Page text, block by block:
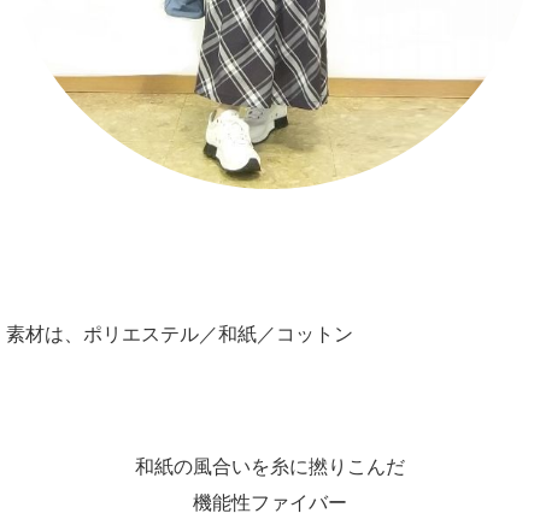
素材は、ポリエステル／和紙／コットン
和紙の風合いを糸に撚りこんだ
機能性ファイバー